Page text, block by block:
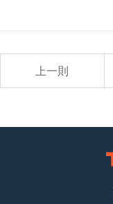
上一則